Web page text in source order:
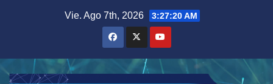
Vie. Ago 7th, 2026 3:27:21 AM